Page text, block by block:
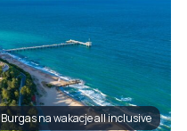
Burgas na wakacje all inclusive